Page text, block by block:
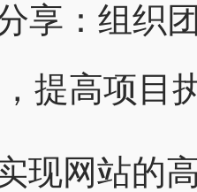
享：组织
提高项目
现网站的